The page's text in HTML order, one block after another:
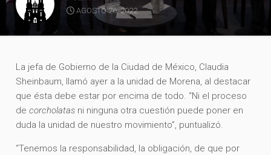
AGOSTO 26, 2022
La jefa de Gobierno de la Ciudad de México, Claudia
Sheinbaum, llamó ayer a la unidad de Morena, al destacar
que ésta debe estar por encima de todo. “Ni el proceso
decorcholatas ni ninguna otra cuestión puede poner en
duda la unidad de nuestro movimiento”, puntualizó.
“Tenemos la responsabilidad, la obligación, de que por